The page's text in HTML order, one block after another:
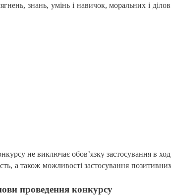
знань, умінь і навичок, моральних і
не виключає обов’язку застосування в
а також можливості застосування
проведення конкурсу